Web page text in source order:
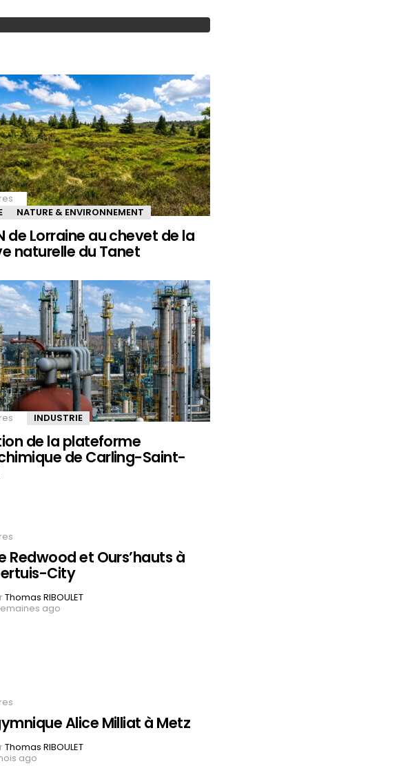
NATURE & ENVIRONNEMENT
de Lorraine au chevet de la
naturelle du Tanet
INDUSTRIE
de la plateforme
de Carling-Saint-
Redwood et Ours’hauts à
City
Thomas RIBOULET
ago
Alice Milliat à Metz
Thomas RIBOULET
ago